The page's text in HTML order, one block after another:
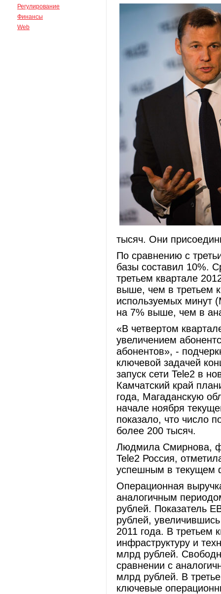
Регулирование
Финансы
Web
тысяч. Они
По сравнению с
базы составил 10%.
третьем квартале
выше, чем в третьем
используемых минут
на 7% выше, чем в
«В четвертом
увеличением
абонентов», -
ключевой задачей
запуск сети Tele2 в
Камчатский край
года, Магаданскую
начале ноября
показало, что число
более 200 тысяч.
Людмила Смирнова,
Tele2 Россия,
успешным в текущем
Операционная
аналогичным
рублей. Показатель
рублей,
2011 года. В третьем
инфраструктуру и
млрд рублей.
сравнении с
млрд рублей. В
ключевые